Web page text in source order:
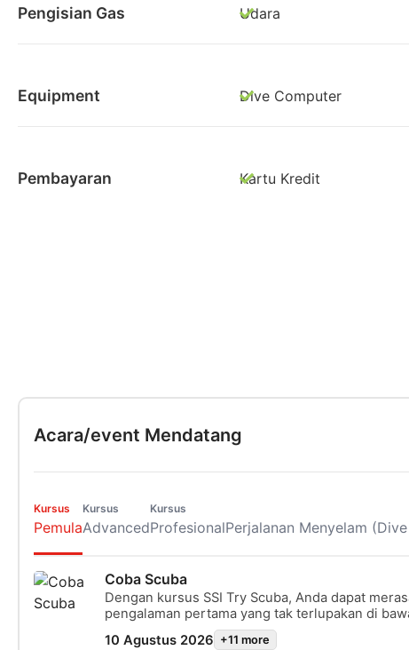
Pengisian Gas Udara
Equipment Dive Computer
Pembayaran Kartu Kredit
Acara/event Mendatang
Kursus
Pemula
Kursus
Advanced
Kursus
ProfesionalPerjalanan Menyelam
Coba Scuba
Dengan kursus SSI Try Scuba, Anda dapat
pengalaman pertama yang tak terlupakan di
Dengan instruktur di sisi Anda, Anda dapat
perairan terbatas tanpa rasa khawatir dan
10 Agustus 2026 +11 more